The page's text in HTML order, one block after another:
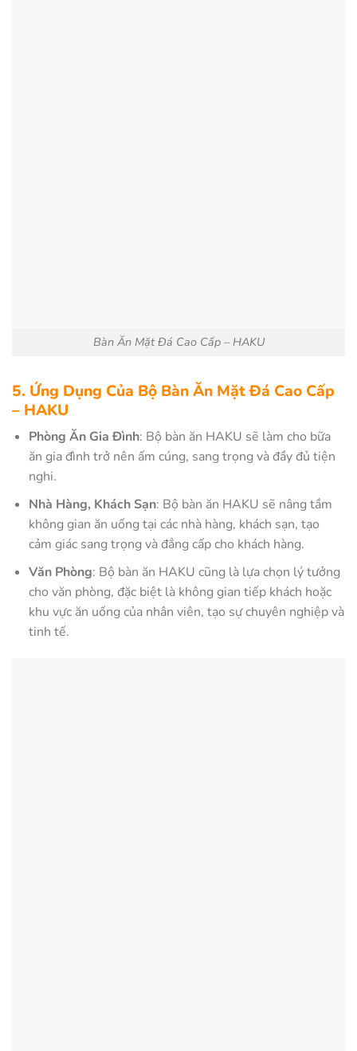
Bàn Ăn Mặt Đá Cao Cấp – HAKU
5. Ứng Dụng Của Bộ Bàn Ăn Mặt Đá Cao Cấp
– HAKU
Phòng Ăn Gia Đình: Bộ bàn ăn HAKU sẽ làm cho bữa
ăn gia đình trở nên ấm cúng, sang trọng và đầy đủ tiện
nghi.
Nhà Hàng, Khách Sạn: Bộ bàn ăn HAKU sẽ nâng tầm
không gian ăn uống tại các nhà hàng, khách sạn, tạo
cảm giác sang trọng và đẳng cấp cho khách hàng.
Văn Phòng: Bộ bàn ăn HAKU cũng là lựa chọn lý tưởng
cho văn phòng, đặc biệt là không gian tiếp khách hoặc
khu vực ăn uống của nhân viên, tạo sự chuyên nghiệp và
tinh tế.